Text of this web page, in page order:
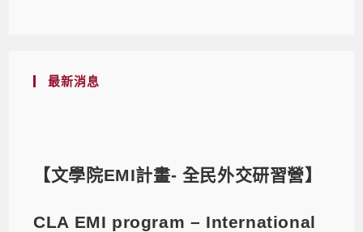
最新消息
【文學院EMI計畫- 全民外交研習營】
CLA EMI program – International